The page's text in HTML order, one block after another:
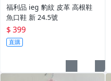
福利品 ieg 豹紋 皮革 高根鞋
魚口鞋 新 24.5號
$ 399
直購